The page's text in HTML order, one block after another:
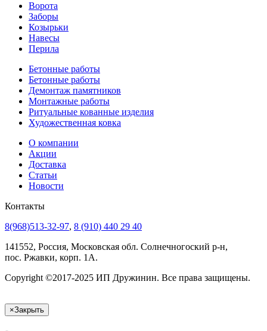
Ворота
Заборы
Козырьки
Навесы
Перила
Бетонные работы
Бетонные работы
Демонтаж памятников
Монтажные работы
Ритуальные кованные изделия
Художественная ковка
О компании
Акции
Доставка
Статьи
Новости
Контакты
8(968)513-32-97, 8 (910) 440 29 40
141552, Россия, Московская обл. Солнечногоский р-н,
пос. Ржавки, корп. 1А.
Copyright ©2017-2025 ИП Дружинин. Все права защищены.
×Закрыть